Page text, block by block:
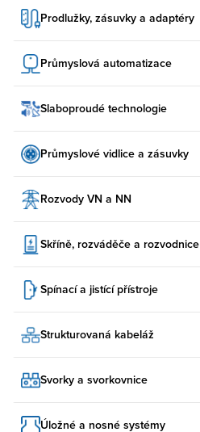
Prodlužky, zásuvky a adaptéry
Průmyslová automatizace
Slaboproudé technologie
Průmyslové vidlice a zásuvky
Rozvody VN a NN
Skříně, rozváděče a rozvodnice
Spínací a jistící přístroje
Strukturovaná kabeláž
Svorky a svorkovnice
Úložné a nosné systémy